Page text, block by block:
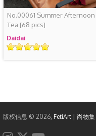
No.00061 Summer Afternoon
Tea [68 pics]
Daidai
评
版权信息 © 2026, FetiArt | 尚物集